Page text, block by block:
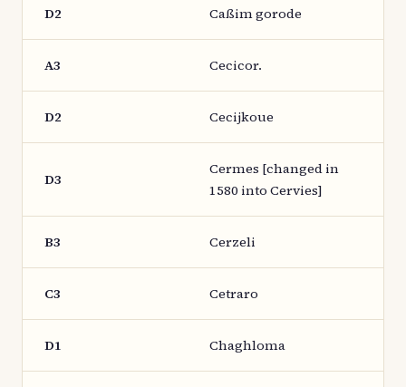
D2 Caßim gorode
A3 Cecicor.
D2 Cecijkoue
D3
Cermes [changed in
1580 into Cervies]
B3 Cerzeli
C3 Cetraro
D1 Chaghloma